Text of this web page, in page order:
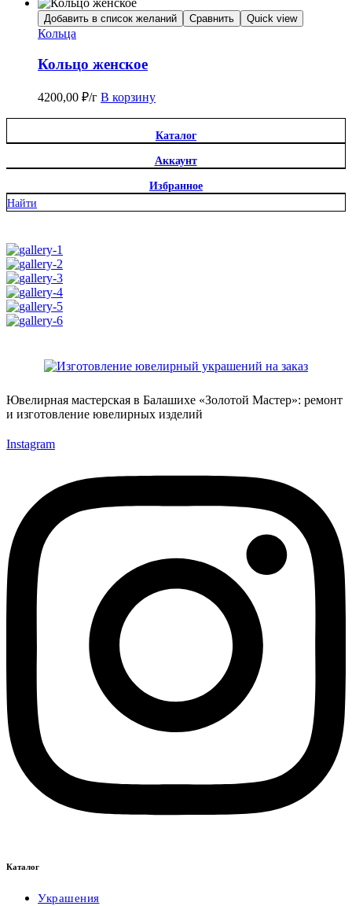
Добавить в список желаний Сравнить Quick view
Кольца
Кольцо женское
4200,00 ₽/г В корзину
Каталог
Аккаунт
Избранное
Найти
Ювелирная мастерская в Балашихе «Золотой Мастер»: ремонт
и изготовление ювелирных изделий
Instagram
Каталог
Украшения